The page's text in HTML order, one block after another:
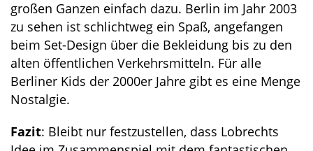
großen Ganzen einfach dazu. Berlin im Jahr 2003
zu sehen ist schlichtweg ein Spaß, angefangen
beim Set-Design über die Bekleidung bis zu den
alten öffentlichen Verkehrsmitteln. Für alle
Berliner Kids der 2000er Jahre gibt es eine Menge
Nostalgie.
Fazit: Bleibt nur festzustellen, dass Lobrechts